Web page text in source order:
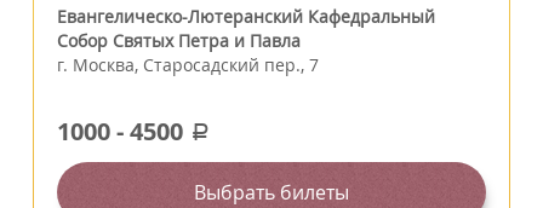
Евангелическо-Лютеранский Кафедральный
Собор Святых Петра и Павла
г. Москва, Старосадский пер., 7
1000-4500 a
Выбрать билеты